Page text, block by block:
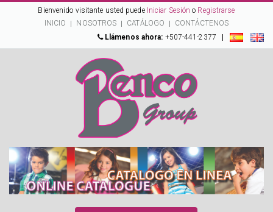
Bienvenido visitante usted puede Iniciar Sesión o Registrarse
INICIO
NOSOTROS CATÁLOGO
CONTÁCTENOS
Llámenos ahora: +507-441-2377